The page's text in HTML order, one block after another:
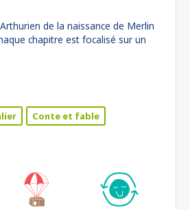
de la naissance de Merlin
chapitre est focalisé sur un
Conte et fable